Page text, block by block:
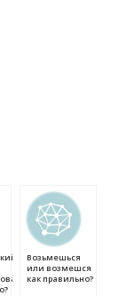
Возьмешься
или возмешся
как правильно?